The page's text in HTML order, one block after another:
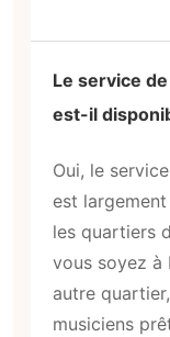
Le service
est-il
Oui, le
est
les quartiers
vous soyez à
autre
musiciens